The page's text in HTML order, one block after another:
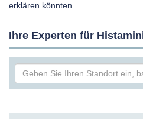
erklären könnten.
Ihre Experten für